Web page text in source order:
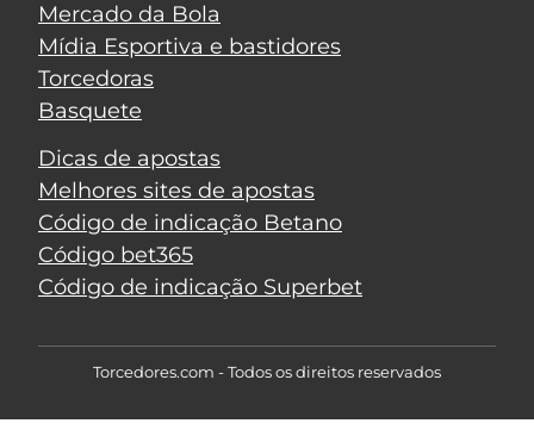
Mercado da Bola
Mídia Esportiva e bastidores
Torcedoras
Basquete
Dicas de apostas
Melhores sites de apostas
Código de indicação Betano
Código bet365
Código de indicação Superbet
Torcedores.com - Todos os direitos reservados